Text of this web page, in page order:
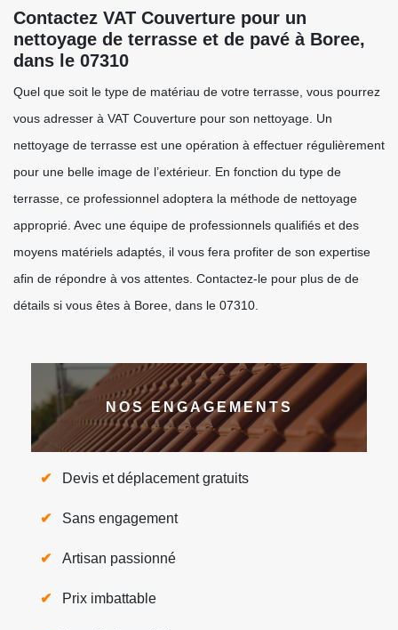
Contactez VAT Couverture pour un
nettoyage de terrasse et de pavé à Boree,
dans le 07310
Quel que soit le type de matériau de votre terrasse, vous pourrez
vous adresser à VAT Couverture pour son nettoyage. Un
nettoyage de terrasse est une opération à effectuer régulièrement
pour une belle image de l’extérieur. En fonction du type de
terrasse, ce professionnel adoptera la méthode de nettoyage
approprié. Avec une équipe de professionnels qualifiés et des
moyens matériels adaptés, il vous fera profiter de son expertise
afin de répondre à vos attentes. Contactez-le pour plus de de
détails si vous êtes à Boree, dans le 07310.
NOS ENGAGEMENTS
Devis et déplacement gratuits
Sans engagement
Artisan passionné
Prix imbattable